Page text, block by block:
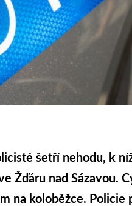
šetří nehodu, k
Žďáru nad Sázavou.
na koloběžce.